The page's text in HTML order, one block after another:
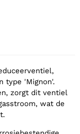
type 'Mignon'.
zorgt dit ventiel
wat de